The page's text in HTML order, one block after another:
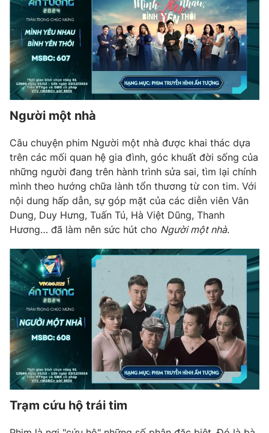
Người một nhà
Câu chuyện phim Người một nhà được khai thác dựa
trên các mối quan hệ gia đình, góc khuất đời sống của
những người đang trên hành trình sửa sai, tìm lại chính
mình theo hướng chữa lành tổn thương từ con tim. Với
nội dung hấp dẫn, sự góp mặt của các diễn viên Vân
Dung, Duy Hưng, Tuấn Tú, Hà Việt Dũng, Thanh
Hương… đã làm nên sức hút cho Người một nhà.
Trạm cứu hộ trái tim